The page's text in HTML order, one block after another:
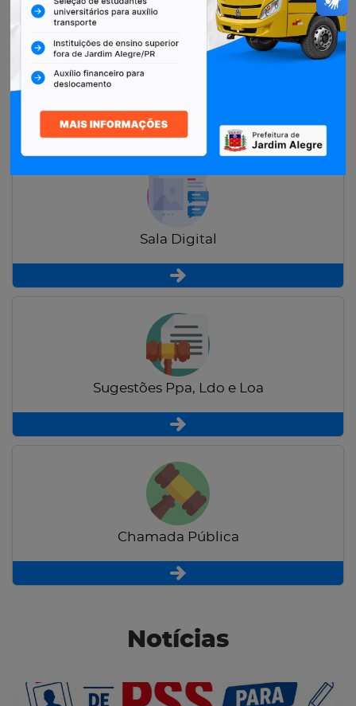
Restituição de Contribuintes
Sala Digital
Sugestões Ppa, Ldo e Loa
Chamada Pública
Notícias